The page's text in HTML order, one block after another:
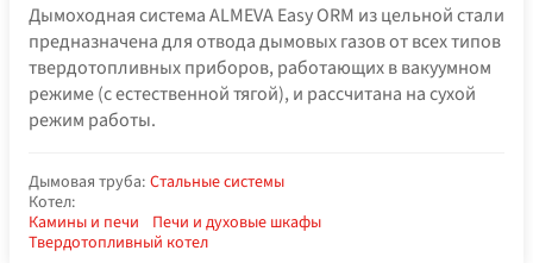
Дымоходная система ALMEVA Easy ORM из цельной стали
предназначена для отвода дымовых газов от всех типов
твердотопливных приборов, работающих в вакуумном
режиме (с естественной тягой), и рассчитана на сухой
режим работы.
Дымовая труба: Стальные системы
Котел:
Камины и печи
Печи и духовые шкафы
Твердотопливный котел